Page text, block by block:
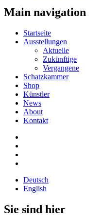
Main navigation
Startseite
Ausstellungen
Aktuelle
Zukünftige
Vergangene
Schatzkammer
Shop
Künstler
News
About
Kontakt
Deutsch
English
Sie sind hier